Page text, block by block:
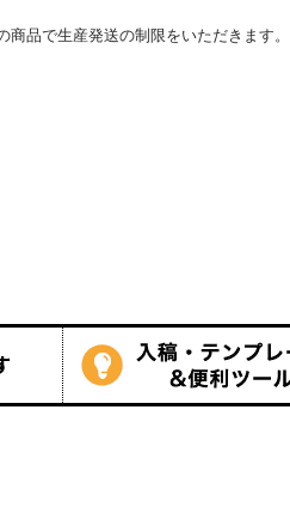
ます。詳しくはこちらをご覧ください